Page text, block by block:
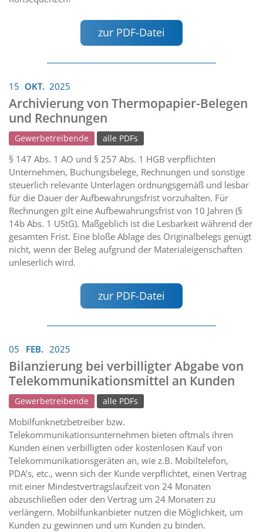
zur PDF-Datei
15 OKT. 2025
Archivierung von Thermopapier-Belegen
und Rechnungen
Gewerbetreibende alle PDFs
§ 147 Abs. 1 AO und § 257 Abs. 1 HGB verpflichten
Unternehmen, Buchungsbelege, Rechnungen und sonstige
steuerlich relevante Unterlagen ordnungsgemäß und lesbar
für die Dauer der Aufbewahrungsfrist vorzuhalten. Für
Rechnungen gilt eine Aufbewahrungsfrist von 10 Jahren (§
14b Abs. 1 UStG). Maßgeblich ist die Lesbarkeit während der
gesamten Frist. Eine bloße Ablage des Originalbelegs genügt
nicht, wenn der Beleg aufgrund der Materialeigenschaften
unleserlich wird.
zur PDF-Datei
05 FEB. 2025
Bilanzierung bei verbilligter Abgabe von
Telekommunikationsmittel an Kunden
Gewerbetreibende alle PDFs
Mobilfunknetzbetreiber bzw.
Telekommunikationsunternehmen bieten oftmals ihren
Kunden einen verbilligten oder kostenlosen Kauf von
Telekommunikationsgeräten an, wie z.B. Mobiltelefon,
PDA’s, etc., wenn sich der Kunde verpflichtet, einen Vertrag
mit einer Mindestvertragslaufzeit von 24 Monaten
abzuschließen oder den Vertrag um 24 Monaten zu
verlängern. Mobilfunkanbieter nutzen die Möglichkeit, um
Kunden zu gewinnen und um Kunden zu binden.